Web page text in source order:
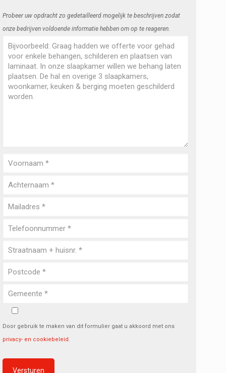
Probeer uw opdracht zo gedetailleerd mogelijk te beschrijven zodat
onze bedrijven voldoende informatie hebben om op te reageren.
Door gebruik te maken van dit formulier gaat u akkoord met ons
privacy- en cookiebeleid